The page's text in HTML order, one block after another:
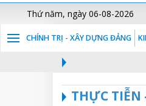
Thứ năm, ngày 06-08-2026
CHÍNH TRỊ - XÂY DỰNG ĐẢNG
THỰC